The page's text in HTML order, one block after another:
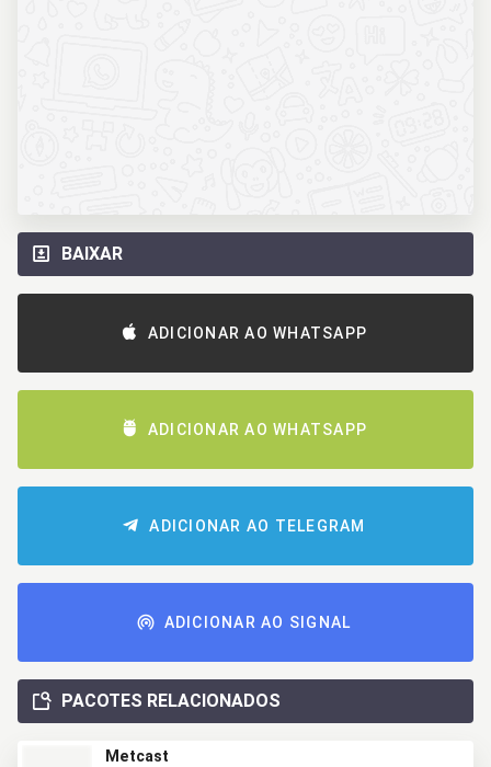
BAIXAR
ADICIONAR AO WHATSAPP
ADICIONAR AO WHATSAPP
ADICIONAR AO TELEGRAM
ADICIONAR AO SIGNAL
PACOTES RELACIONADOS
Metcast